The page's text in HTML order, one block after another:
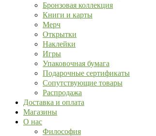
Бронзовая коллекция
Книги и карты
Мерч
Открытки
Наклейки
Игры
Упаковочная бумага
Подарочные сертификаты
Сопутствующие товары
Распродажа
Доставка и оплата
Магазины
О нас
Философия